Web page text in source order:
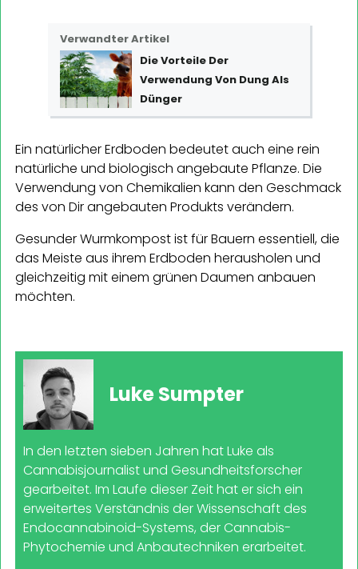
Verwandter Artikel
Die Vorteile Der
Verwendung Von Dung Als
Dünger
Ein natürlicher Erdboden bedeutet auch eine rein
natürliche und biologisch angebaute Pflanze. Die
Verwendung von Chemikalien kann den Geschmack
des von Dir angebauten Produkts verändern.
Gesunder Wurmkompost ist für Bauern essentiell, die
das Meiste aus ihrem Erdboden herausholen und
gleichzeitig mit einem grünen Daumen anbauen
möchten.
Luke Sumpter
In den letzten sieben Jahren hat Luke als
Cannabisjournalist und Gesundheitsforscher
gearbeitet. Im Laufe dieser Zeit hat er sich ein
erweitertes Verständnis der Wissenschaft des
Endocannabinoid-Systems, der Cannabis-
Phytochemie und Anbautechniken erarbeitet.